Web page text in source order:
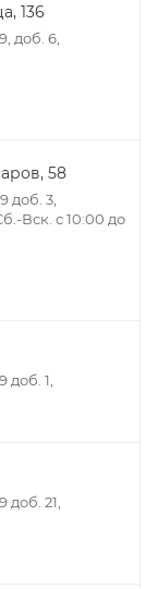
136
доб. 6,
58
доб. 3,
Вск. с 10:00 до
доб. 1,
доб. 21,